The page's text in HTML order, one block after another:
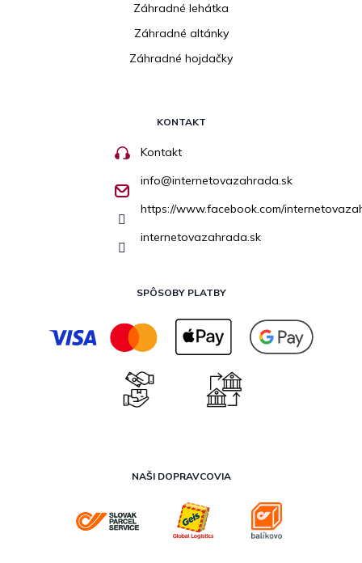
Záhradné lehátka
Záhradné altánky
Záhradné hojdačky
KONTAKT
Kontakt
info@internetovazahrada.sk
https://www.facebook.com/
internetovazahrada.sk
SPÔSOBY PLATBY
NAŠI DOPRAVCOVIA